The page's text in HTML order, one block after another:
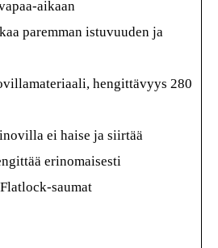
aikaan
paremman istuvuuden ja
hengittävyys 280
ei haise ja siirtää
erinomaisesti
saumat